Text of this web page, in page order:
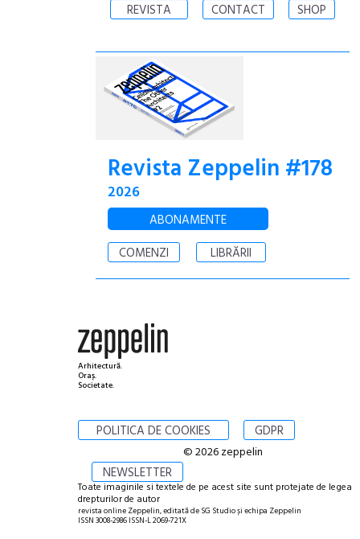
REVISTA CONTACT SHOP
Revista Zeppelin #178
2026
ABONAMENTE
COMENZI
LIBRĂRII
Arhitectură.
Oraș.
Societate.
POLITICA DE COOKIES GDPR
NEWSLETTER
© 2026 zeppelin
Toate imaginile si textele de pe acest site sunt protejate de legea
drepturilor de autor
revista online Zeppelin, editată de SG Studio și echipa Zeppelin
ISSN 3008-2986 ISSN-L 2069-721X